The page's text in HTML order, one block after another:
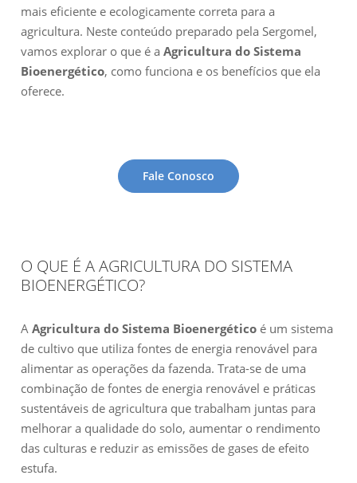
mais eficiente e ecologicamente correta para a
agricultura. Neste conteúdo preparado pela Sergomel,
vamos explorar o que é a Agricultura do Sistema
Bioenergético, como funciona e os benefícios que ela
oferece.
Fale Conosco
O QUE É A AGRICULTURA DO SISTEMA
BIOENERGÉTICO?
A Agricultura do Sistema Bioenergético é um sistema
de cultivo que utiliza fontes de energia renovável para
alimentar as operações da fazenda. Trata-se de uma
combinação de fontes de energia renovável e práticas
sustentáveis ​​de agricultura que trabalham juntas para
melhorar a qualidade do solo, aumentar o rendimento
das culturas e reduzir as emissões de gases de efeito
estufa.